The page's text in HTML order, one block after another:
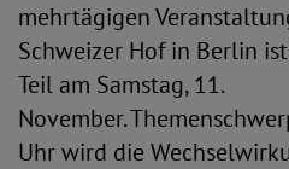
mehrtägigen
Schweizer Hof in Berlin
Teil am Samstag, 11.
November.
Uhr wird die